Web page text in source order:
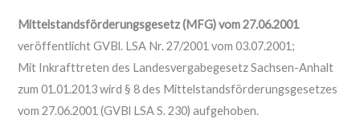
Mittelstandsförderungsgesetz (MFG) vom 27.06.2001
veröffentlicht GVBl. LSA Nr. 27/2001 vom 03.07.2001;
Mit Inkrafttreten des Landesvergabegesetz Sachsen-Anhalt
zum 01.01.2013 wird § 8 des Mittelstandsförderungsgesetzes
vom 27.06.2001 (GVBl LSA S. 230) aufgehoben.